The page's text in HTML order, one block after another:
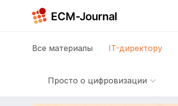
Все материалы IT-директору
Просто о цифровизации